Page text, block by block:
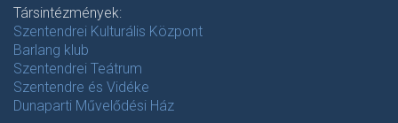
Társintézmények:
Szentendrei Kulturális Központ
Barlang klub
Szentendrei Teátrum
Szentendre és Vidéke
Dunaparti Művelődési Ház